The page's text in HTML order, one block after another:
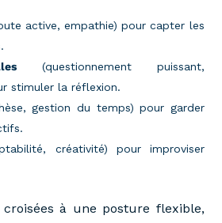
active, empathie) pour capter les
(questionnement puissant,
stimuler la réflexion.
gestion du temps) pour garder
créativité) pour improviser
croisées à une posture flexible,